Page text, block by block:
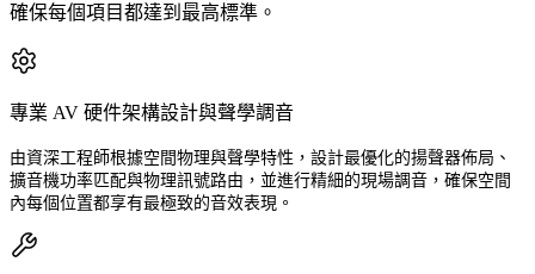
確保每個項目都達到最高標準。
專業 AV 硬件架構設計與聲學調音
由資深工程師根據空間物理與聲學特性，設計最優化的揚聲器佈局、
擴音機功率匹配與物理訊號路由，並進行精細的現場調音，確保空間
內每個位置都享有最極致的音效表現。